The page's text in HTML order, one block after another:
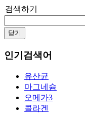
검색하기
닫기
인기검색어
유산균
마그네슘
오메가3
콜라겐